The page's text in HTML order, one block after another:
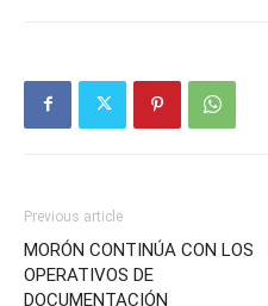
Previous article
MORÓN CONTINÚA CON LOS
OPERATIVOS DE
DOCUMENTACIÓN